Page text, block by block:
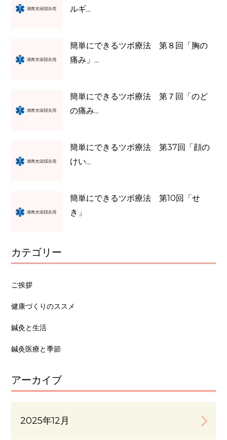
ルギ...
簡単にできるツボ療法 第８回「胸の
痛み」...
簡単にできるツボ療法 第７回「のど
の痛み...
簡単にできるツボ療法 第37回「顔の
けい...
簡単にできるツボ療法 第10回「せ
き」
カテゴリー
ご挨拶
健康づくりのススメ
鍼灸と生活
鍼灸医療と季節
アーカイブ
2025年12月